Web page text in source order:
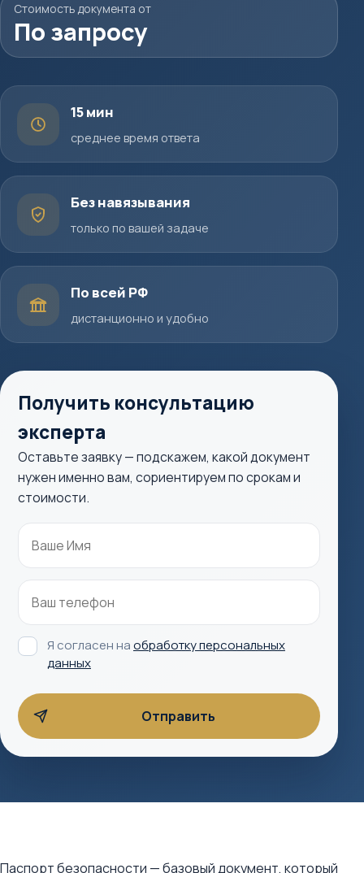
Стоимость документа от
По запросу
15 мин
среднее время ответа
Без навязывания
только по вашей задаче
По всей РФ
дистанционно и удобно
Получить консультацию
эксперта
Оставьте заявку — подскажем, какой документ
нужен именно вам, сориентируем по срокам и
стоимости.
Я согласен наобработку персональных
данных
Паспорт безопасности — базовый документ, который